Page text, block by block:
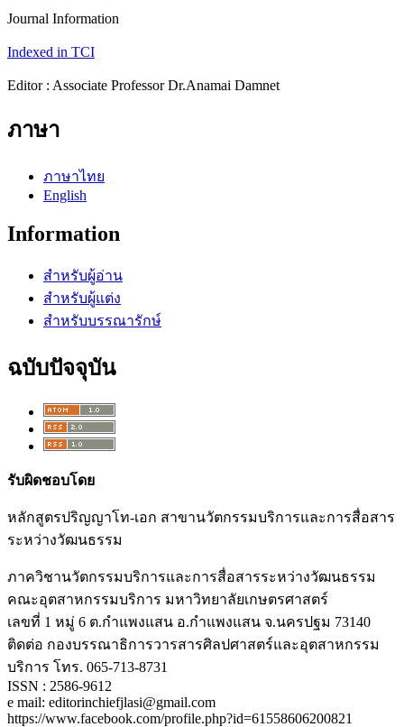
Journal Information
Indexed in TCI
Editor : Associate Professor Dr.Anamai Damnet
ภาษา
ภาษาไทย
English
Information
สำหรับผู้อ่าน
สำหรับผู้แต่ง
สำหรับบรรณารักษ์
ฉบับปัจจุบัน
รับผิดชอบโดย
หลักสูตรปริญญาโท-เอก สาขานวัตกรรมบริการและการสื่อสาร
ระหว่างวัฒนธรรม
ภาควิชานวัตกรรมบริการและการสื่อสารระหว่างวัฒนธรรม
คณะอุตสาหกรรมบริการ มหาวิทยาลัยเกษตรศาสตร์
เลขที่ 1 หมู่ 6 ต.กำแพงแสน อ.กำแพงแสน จ.นครปฐม 73140
ติดต่อ กองบรรณาธิการวารสารศิลปศาสตร์และอุตสาหกรรม
บริการ โทร. 065-713-8731
ISSN : 2586-9612
e mail: editorinchiefjlasi@gmail.com
https://www.facebook.com/profile.php?id=61558606200821